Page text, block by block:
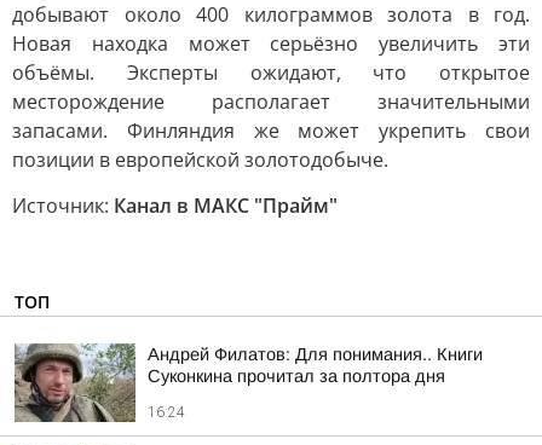
добывают около 400 килограммов золота в год.
Новая находка может серьёзно увеличить эти
объёмы. Эксперты ожидают, что открытое
месторождение располагает значительными
запасами. Финляндия же может укрепить свои
позиции в европейской золотодобыче.
Источник: Канал в МАКС "Прайм"
ТОП
Андрей Филатов: Для понимания.. Книги
Суконкина прочитал за полтора дня
16:24